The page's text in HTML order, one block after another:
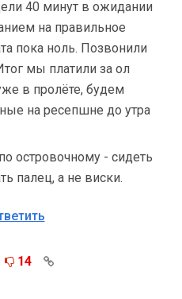
40 минут в ожидании
на правильное
пока ноль. Позвонили
мы платили за ол
в пролёте, будем
на ресепшне до утра
островочному - сидеть
палец, а не виски.
14